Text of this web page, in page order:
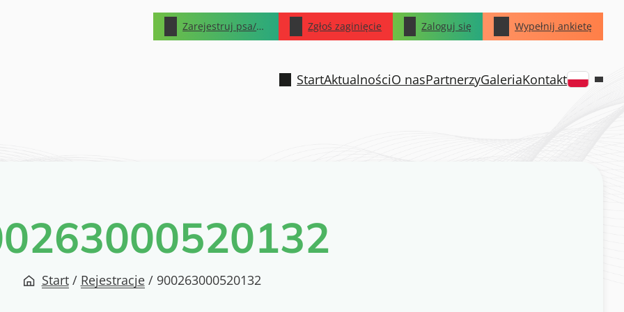
Zarejestruj psa/kota Zgłoś zaginięcie Zaloguj się Wypełnij ankietę
StartAktualnościO nasPartnerzyGaleriaKontakt
Start / Rejestracje / 900263000520132